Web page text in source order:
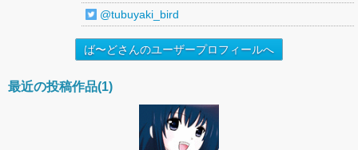
@tubuyaki_bird
ば〜どさんのユーザープロフィールへ
最近の投稿作品(1)